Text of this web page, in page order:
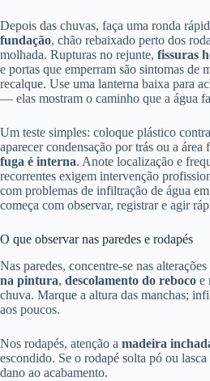
Depois das chuvas, faça uma ronda
fundação, chão rebaixado perto dos
molhada. Rupturas no rejunte, fissuras
e portas que emperram são sintomas de
recalque. Use uma lanterna baixa para
— elas mostram o caminho que a água
Um teste simples: coloque plástico
aparecer condensação por trás ou a
fuga é interna. Anote localização e
recorrentes exigem intervenção
com problemas de infiltração de água
começa com observar, registrar e agir
O que observar nas paredes e rodapés
Nas paredes, concentre-se nas
na pintura, descolamento do reboco e
chuva. Marque a altura das manchas;
aos poucos.
Nos rodapés, atenção a madeira
escondido. Se o rodapé solta pó ou
dano ao acabamento.